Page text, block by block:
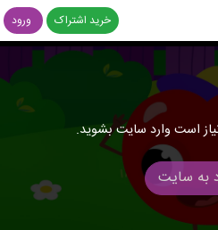
خرید اشتراک ورود
است وارد سایت بشوید.
به سایت